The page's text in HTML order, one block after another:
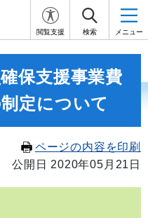
閲覧支援 検索 メニュー
保支援事業費
定について
ページの内容を印刷
公開日 2020年05月21日